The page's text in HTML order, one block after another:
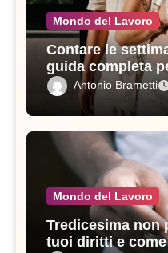
Mondo del Lavoro
Contare le
guida completa
servono in un
Antonio Brametti
Mondo del Lavoro
Tredicesima non
tuoi diritti e